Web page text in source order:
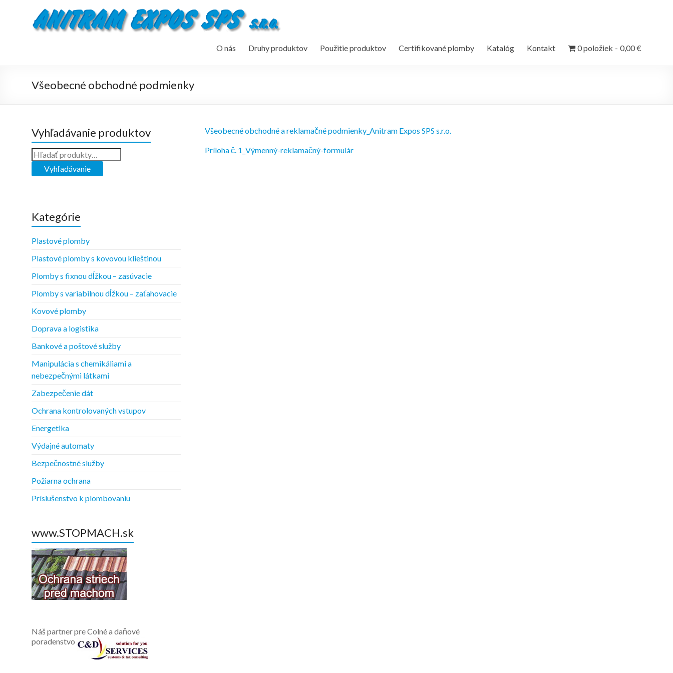
O nás Druhy produktov Použitie produktov Certifikované plomby Katalóg Kontakt 0 položiek 0,00 €
Všeobecné obchodné podmienky
Všeobecné obchodné a reklamačné podmienky_Anitram Expos SPS s.r.o.
Príloha č. 1_Výmenný-reklamačný-formulár
Vyhľadávanie produktov
Kategórie
Plastové plomby
Plastové plomby s kovovou klieštinou
Plomby s fixnou dĺžkou – zasúvacie
Plomby s variabilnou dĺžkou – zaťahovacie
Kovové plomby
Doprava a logistika
Bankové a poštové služby
Manipulácia s chemikáliami a
nebezpečnými látkami
Zabezpečenie dát
Ochrana kontrolovaných vstupov
Energetika
Výdajné automaty
Bezpečnostné služby
Požiarna ochrana
Príslušenstvo k plombovaniu
www.STOPMACH.sk
Náš partner pre Colné a daňové
poradenstvo